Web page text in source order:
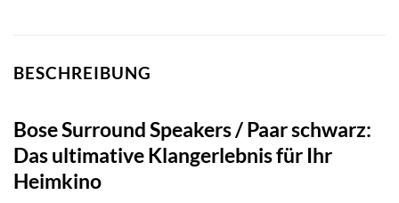
BESCHREIBUNG
Bose Surround Speakers / Paar schwarz:
Das ultimative Klangerlebnis für Ihr
Heimkino